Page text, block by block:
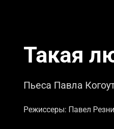
Такая
Пьеса Павла
Режиссеры: Павел